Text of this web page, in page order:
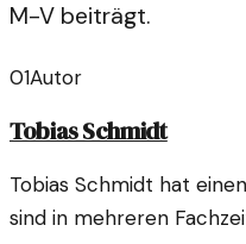
M-V beiträgt.
01Autor
Tobias Schmidt
Tobias Schmidt hat
sind in mehreren